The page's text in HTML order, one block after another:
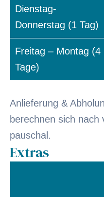
Dienstag-
Donnerstag (1 Tag)
Freitag – Montag (4
Tage)
Anlieferung &
berechnen sich nach
pauschal.
Extras